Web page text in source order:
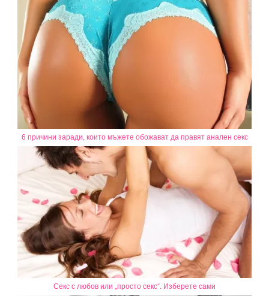
6 причини заради, които мъжете обожават да правят анален секс
Секс с любов или „просто секс“. Изберете сами